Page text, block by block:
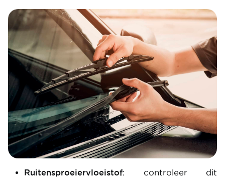
Image
Ruitensproeiervloeistof: controleer dit